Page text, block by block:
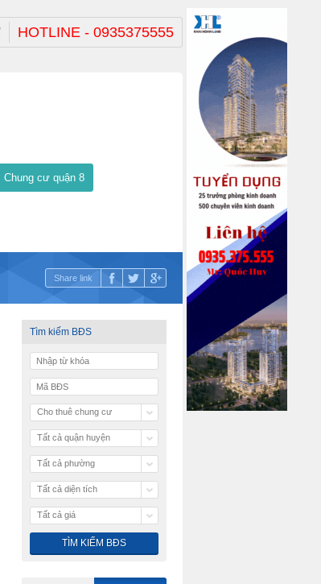
HOTLINE - 0935375555
Chung cư quận 8
Share link
Tìm kiếm BĐS
Cho thuê chung cư
Tất cả quận huyện
Tất cả phường
Tất cả diện tích
Tất cả giá